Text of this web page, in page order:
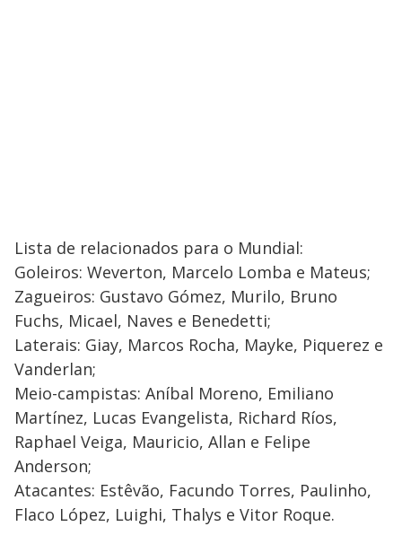
Lista de relacionados para o Mundial:
Goleiros: Weverton, Marcelo Lomba e Mateus;
Zagueiros: Gustavo Gómez, Murilo, Bruno
Fuchs, Micael, Naves e Benedetti;
Laterais: Giay, Marcos Rocha, Mayke, Piquerez e
Vanderlan;
Meio-campistas: Aníbal Moreno, Emiliano
Martínez, Lucas Evangelista, Richard Ríos,
Raphael Veiga, Mauricio, Allan e Felipe
Anderson;
Atacantes: Estêvão, Facundo Torres, Paulinho,
Flaco López, Luighi, Thalys e Vitor Roque.